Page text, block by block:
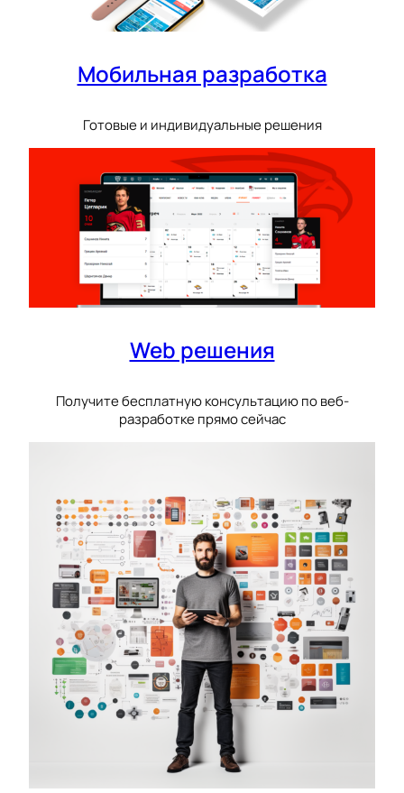
Мобильная разработка
Готовые и индивидуальные решения
Web решения
Получите бесплатную консультацию по веб-
разработке прямо сейчас